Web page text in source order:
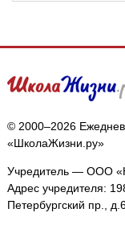
© 2000–2026
«ШколаЖизни.ру»
Учредитель — ООО
Адрес учредителя:
Петербургский пр.,